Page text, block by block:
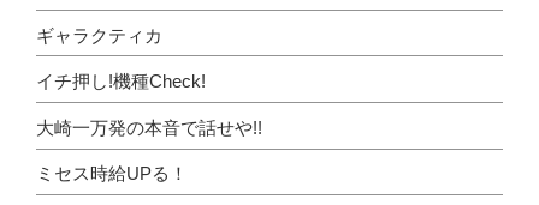
ギャラクティカ
イチ押し!機種Check!
大崎一万発の本音で話せや!!
ミセス時給UPる！